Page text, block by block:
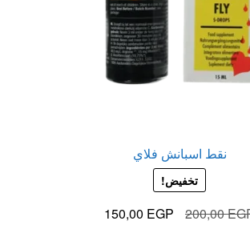
نقط اسبانش فلاي
تخفيض!
200,00
السعر 150,00 EGP
السعر